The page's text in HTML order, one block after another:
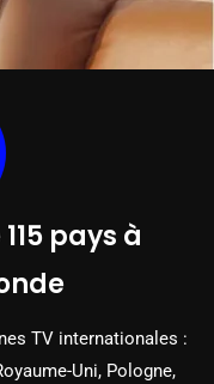
pays à
TV internationales :
Uni, Pologne,